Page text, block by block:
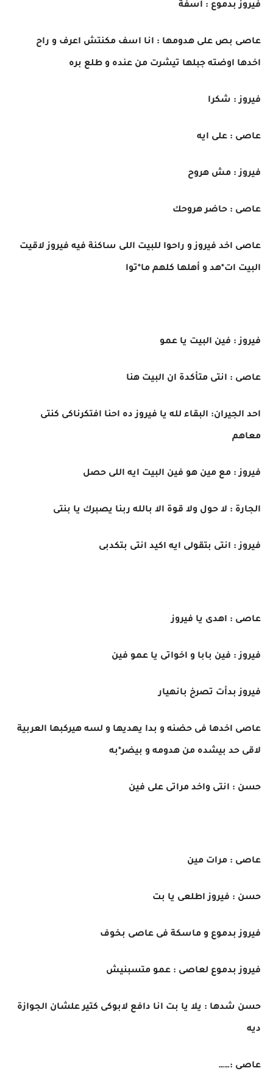
فيروز بدموع : اسفة
عاصى بص على هدومها : انا اسف مكنتش اعرف و راح
اخدها اوضته جبلها تيشرت من عنده و طلع بره
فيروز : شكرا
عاصى : على ايه
فيروز : مش هروح
عاصى : حاضر هروحك
عاصى اخد فيروز و راحوا للبيت اللى ساكنة فيه فيروز لاقيت
البيت ات*هد و أهلها كلهم ما*توا
فيروز : فين البيت يا عمو
عاصى : انتى متأكدة ان البيت هنا
احد الجيران: البقاء لله يا فيروز ده احنا افتكرناكى كنتى
معاهم
فيروز : مع مين هو فين البيت ايه اللى حصل
الجارة : لا حول ولا قوة الا بالله ربنا يصبرك يا بنتى
فيروز : انتى بتقولى ايه اكيد انتى بتكدبى
عاصى : اهدى يا فيروز
فيروز : فين بابا و اخواتى يا عمو فين
فيروز بدأت تصرخ بانهيار
عاصى اخدها فى حضنه و بدا يهديها و لسه هيركبها العربية
لاقى حد بيشده من هدومه و بيضر*به
حسن : انتى واخد مراتى على فين
عاصى : مرات مين
حسن : فيروز اطلعى يا بت
فيروز بدموع و ماسكة فى عاصى بخوف
فيروز بدموع لعاصى : عمو متسبنيش
حسن شدها : يلا يا بت انا دافع لابوكى كتير علشان الجوازة
ديه
عاصى :……